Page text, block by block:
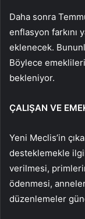
Daha sonra
enflasyon farkını
eklenecek.
Böylece
bekleniyor.
ÇALIŞAN VE
Yeni Meclis’in
desteklemekle
verilmesi,
ödenmesi,
düzenlemeler